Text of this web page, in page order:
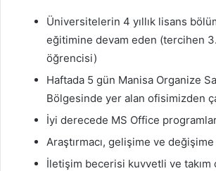
Üniversitelerin 4 yıllık lisans
eğitimine devam eden (tercihen 3.
öğrencisi)
Haftada 5 gün Manisa Organize
Bölgesinde yer alan ofisimizden
İyi derecede MS Office
Araştırmacı, gelişime ve değişime
İletişim becerisi kuvvetli ve takım